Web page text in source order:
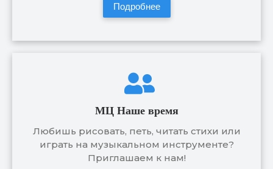
Подробнее
МЦ Наше время
Любишь рисовать, петь, читать стихи или
играть на музыкальном инструменте?
Приглашаем к нам!